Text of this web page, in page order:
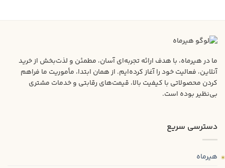
ما در هیرماه، با هدف ارائه تجربه‌ای آسان، مطمئن و لذت‌بخش از خرید
آنلاین، فعالیت خود را آغاز کرده‌ایم. از همان ابتدا، مأموریت ما فراهم
کردن محصولاتی با کیفیت بالا، قیمت‌های رقابتی و خدمات مشتری
بی‌نظیر بوده است.
دسترسی سریع
هیرماه